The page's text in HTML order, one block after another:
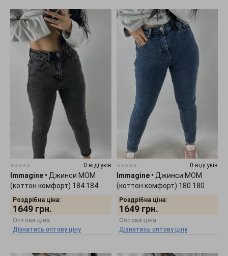
0 відгуків
Immagine • Джинси МОМ
(коттон комфорт) 184 184
Роздрібна ціна:
1649 грн.
Оптова ціна:
Дізнатись оптову ціну
0 відгуків
Immagine • Джинси МОМ
(коттон комфорт) 180 180
Роздрібна ціна:
1649 грн.
Оптова ціна:
Дізнатись оптову ціну